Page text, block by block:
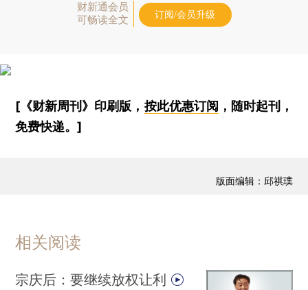
财新通会员
可畅读全文
订阅/会员升级
[《财新周刊》印刷版， 按此优惠订阅 ，随时起刊，
免费快递。]
版面编辑：邱祺璞
相关阅读
宗庆后：要继续放权让利